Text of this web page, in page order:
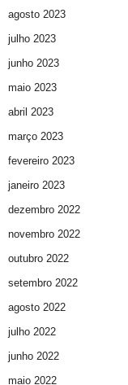
agosto 2023
julho 2023
junho 2023
maio 2023
abril 2023
março 2023
fevereiro 2023
janeiro 2023
dezembro 2022
novembro 2022
outubro 2022
setembro 2022
agosto 2022
julho 2022
junho 2022
maio 2022